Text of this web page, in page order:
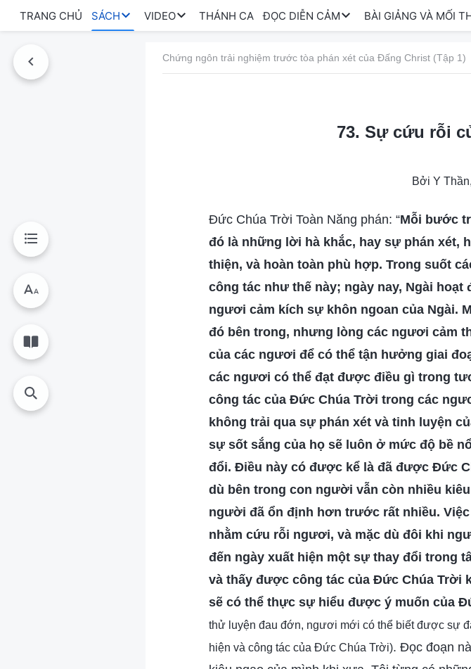
TRANG CHỦ SÁCH VIDEO THÁNH CA ĐỌC DIỄN CẢM BÀI GIẢNG VÀ MỐI
Chứng ngôn trải nghiệm trước tòa phán xét của Đấng Christ (Tập 1)
73. Sự cứu rỗi
Bởi Y
Đức Chúa Trời Toàn Năng phán: “Mỗi bước
đó là những lời hà khắc, hay sự phán xét,
thiện, và hoàn toàn phù hợp. Trong suốt
công tác như thế này; ngày nay, Ngài
ngươi cảm kích sự khôn ngoan của Ngài.
đó bên trong, nhưng lòng các ngươi cảm
của các ngươi để có thể tận hưởng giai
các ngươi có thể đạt được điều gì trong
công tác của Đức Chúa Trời trong các
không trải qua sự phán xét và tinh luyện
sự sốt sắng của họ sẽ luôn ở mức độ bề
đổi. Điều này có được kể là đã được Đức
dù bên trong con người vẫn còn nhiều
người đã ổn định hơn trước rất nhiều.
nhằm cứu rỗi ngươi, và mặc dù đôi khi
đến ngày xuất hiện một sự thay đổi trong
và thấy được công tác của Đức Chúa Trời
sẽ có thể thực sự hiểu được ý muốn của
thử luyện đau đớn, ngươi mới có thể biết được sự
hiện và công tác của Đức Chúa Trời). Đọc đoạn